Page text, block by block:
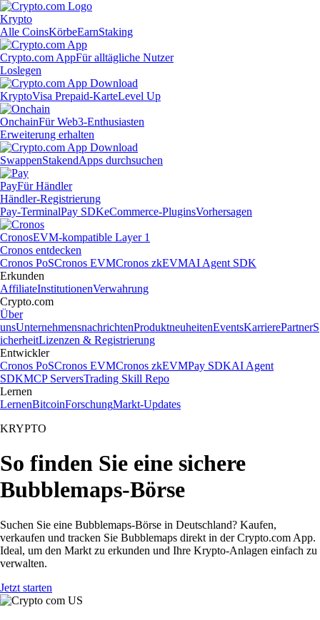
Krypto
Alle CoinsKörbeEarnStaking
Crypto.com AppFür alltägliche Nutzer
Loslegen
KryptoVisa Prepaid-KarteLevel Up
OnchainFür Web3-Enthusiasten
Erweiterung erhalten
SwappenStakendApps durchsuchen
PayFür Händler
Händler-Registrierung
Pay-TerminalPay SDKeCommerce-PluginsVorhersagen
CronosEVM-kompatible Layer 1
Cronos entdecken
Cronos PoSCronos EVMCronos zkEVMAI Agent SDK
Erkunden
AffiliateInstitutionenVerwahrung
Crypto.com
Über
unsUnternehmensnachrichtenProduktneuheitenEventsKarrierePartnerS
icherheitLizenzen & Registrierung
Entwickler
Cronos PoSCronos EVMCronos zkEVMPay SDKAI Agent
SDKMCP ServersTrading Skill Repo
Lernen
LernenBitcoinForschungMarkt-Updates
KRYPTO
So finden Sie eine sichere
Bubblemaps-Börse
Suchen Sie eine Bubblemaps-Börse in Deutschland? Kaufen,
verkaufen und tracken Sie Bubblemaps direkt in der Crypto.com App.
Ideal, um den Markt zu erkunden und Ihre Krypto-Anlagen einfach zu
verwalten.
Jetzt starten